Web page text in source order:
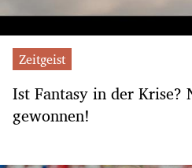
Zeitgeist
Ist Fantasy in der Krise?
gewonnen!